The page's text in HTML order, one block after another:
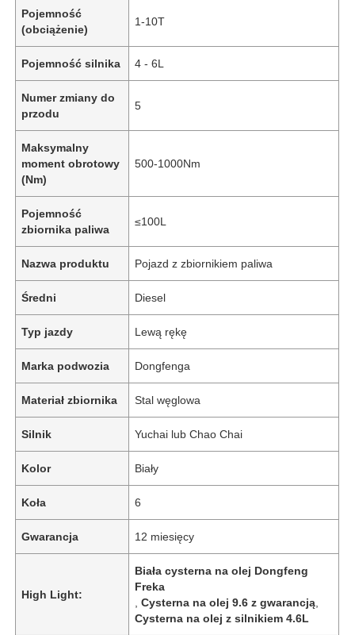
Dom
Produkty
O nas
Wycieczka po fabryce
Kontrola jakości
Skontaktuj się z nami
Aktualności
Pojemność
(obciążenie)
1-10T
Pojemność silnika 4 - 6L
Numer zmiany do
przodu
5
Maksymalny
moment obrotowy
(Nm)
500-1000Nm
Pojemność
zbiornika paliwa
≤100L
Nazwa produktu Pojazd z zbiornikiem paliwa
Średni Diesel
Typ jazdy Lewą rękę
Marka podwozia Dongfenga
Materiał zbiornika Stal węglowa
Silnik Yuchai lub Chao Chai
Kolor Biały
Koła 6
Gwarancja 12 miesięcy
High Light:
Biała cysterna na olej Dongfeng
Freka
,Cysterna na olej 9.6 z gwarancją
Cysterna na olej z silnikiem 4.6L